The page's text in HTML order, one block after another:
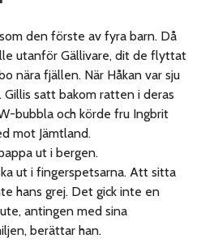
den förste av fyra barn. Då
utanför Gällivare, dit de flyttat
nära fjällen. När Håkan var sju
satt bakom ratten i deras
bubbla och körde fru Ingbrit
mot Jämtland.
ut i bergen.
ut i fingerspetsarna. Att sitta
hans grej. Det gick inte en
antingen med sina
berättar han.